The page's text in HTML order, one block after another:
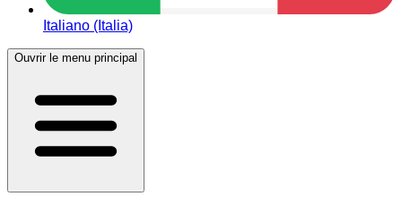
Italiano (Italia)
Ouvrir le menu principal